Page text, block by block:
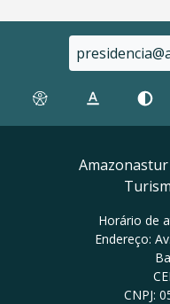
Horário de
Endereço:
CNPJ: